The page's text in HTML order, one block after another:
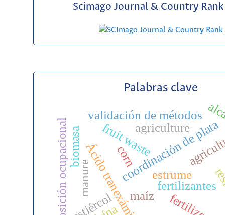
Scimago Journal & Country Rank
Palabras clave
coordinación de plata
Ácido tranexámico fertilizantes
estiércol maíz
manure
fruit wasteagriculture
corn
estrume
biomasa
validación de métodos
exposición ocupacional